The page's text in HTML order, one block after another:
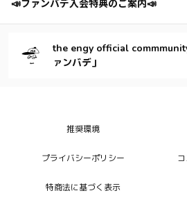
📣ファンバデ入会特典のご案内📣
the engy official
ァンバデ」
推奨環境
プライバシーポリシー
特商法に基づく表示